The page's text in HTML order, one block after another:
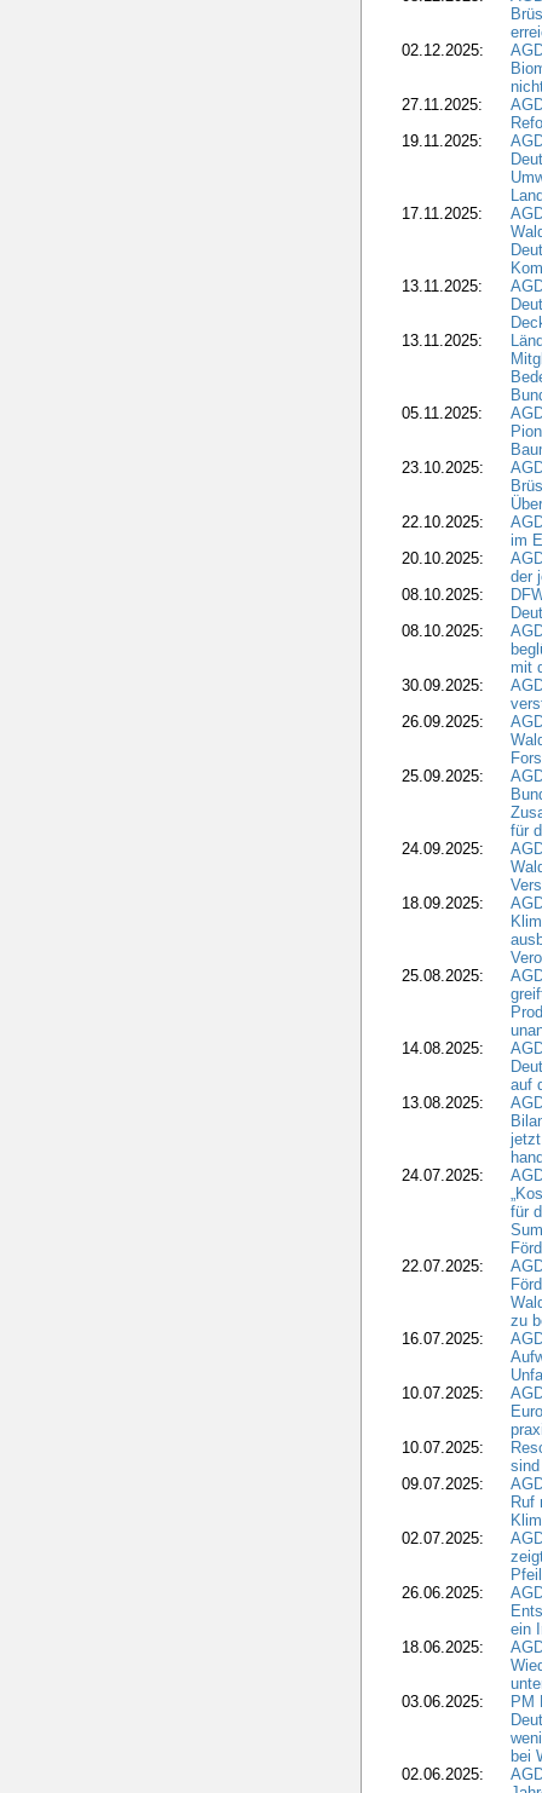
02.12.2025:
27.11.2025:
19.11.2025:
17.11.2025:
13.11.2025:
13.11.2025:
05.11.2025:
23.10.2025:
22.10.2025:
im
20.10.2025:
der
08.10.2025:
08.10.2025:
mit
30.09.2025:
26.09.2025:
25.09.2025:
für
24.09.2025:
18.09.2025:
25.08.2025:
14.08.2025:
auf
13.08.2025:
24.07.2025:
für
22.07.2025:
zu
16.07.2025:
10.07.2025:
10.07.2025:
09.07.2025:
Ruf
02.07.2025:
26.06.2025:
ein
18.06.2025:
03.06.2025:
PM
bei
02.06.2025: